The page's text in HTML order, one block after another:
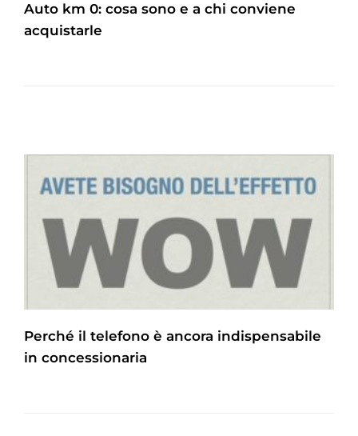
Auto km 0: cosa sono e a chi conviene
acquistarle
Perché il telefono è ancora indispensabile
in concessionaria